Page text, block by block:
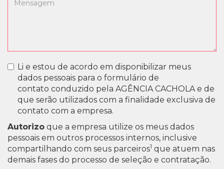
Li e estou de acordo em disponibilizar meus
dados pessoais para o formulário de
contato conduzido pela AGÊNCIA CACHOLA e de
que serão utilizados com a finalidade exclusiva de
contato com a empresa.
Autorizo que a empresa utilize os meus dados
pessoais em outros processos internos, inclusive
compartilhando com seus parceiros1 que atuem nas
demais fases do processo de seleção e contratação.